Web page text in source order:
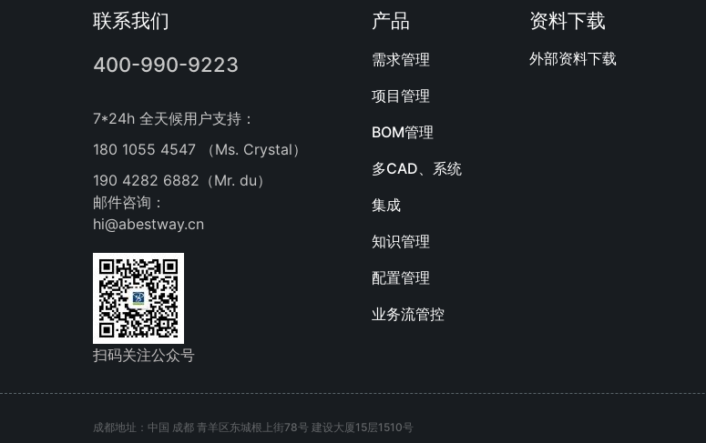
联系我们
400-990-9223
7*24h 全天候用户支持：
180 1055 4547 （Ms. Crystal）
190 4282 6882（Mr. du）
邮件咨询：
hi@abestway.cn
扫码关注公众号
产品
需求管理
项目管理
BOM管理
多CAD、系统
集成
知识管理
配置管理
业务流管控
资料下载
外部资料下载
成都地址：中国 成都 青羊区东城根上街78号 建设大厦15层1510号